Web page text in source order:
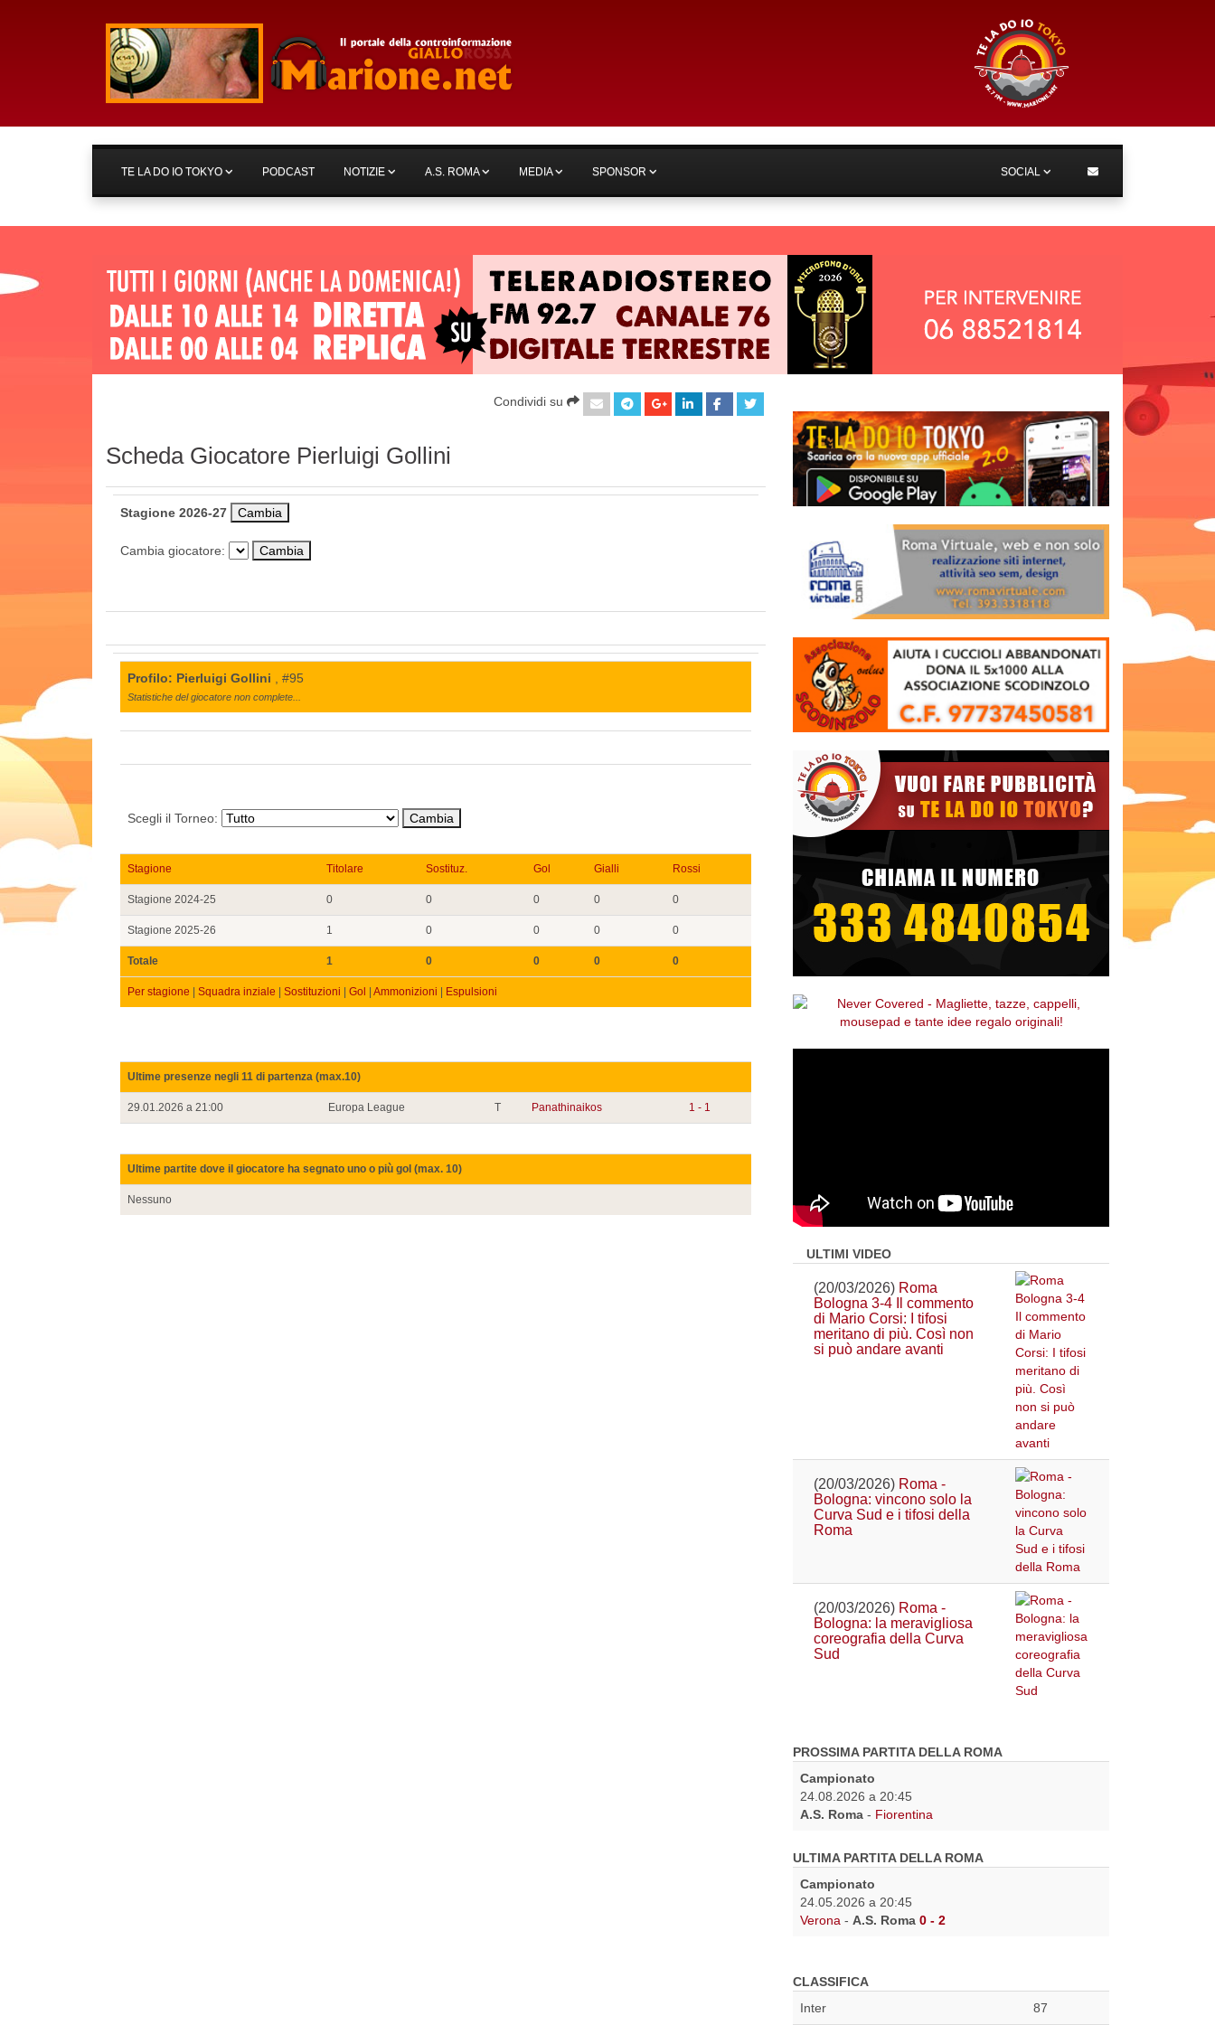
TE LA DO IO TOKYO PODCAST NOTIZIE A.S. ROMA MEDIA SPONSOR SOCIAL
Condividi su
Scheda Giocatore Pierluigi Gollini
Stagione 2026-27
Cambia giocatore:
Profilo: Pierluigi Gollini , #95
Statistiche del giocatore non complete...
Scegli il Torneo:
Stagione Titolare Sostituz. Gol Gialli Rossi
Stagione 2024-25 0 0 0 0 0
Stagione 2025-26 1 0 0 0 0
Totale 1 0 0 0 0
Per stagione | Squadra inziale | Sostituzioni | Gol | Ammonizioni | Espulsioni
Ultime presenze negli 11 di partenza (max.10)
29.01.2026 a 21:00 Europa League T Panathinaikos 1 - 1
Ultime partite dove il giocatore ha segnato uno o più gol (max. 10)
Nessuno
ULTIMI VIDEO
(20/03/2026) Roma
Bologna 3-4 Il commento
di Mario Corsi: I tifosi
meritano di più. Così non
si può andare avanti
(20/03/2026) Roma -
Bologna: vincono solo la
Curva Sud e i tifosi della
Roma
(20/03/2026) Roma -
Bologna: la meravigliosa
coreografia della Curva
Sud
PROSSIMA PARTITA DELLA ROMA
Campionato
24.08.2026 a 20:45
A.S. Roma - Fiorentina
ULTIMA PARTITA DELLA ROMA
Campionato
24.05.2026 a 20:45
Verona - A.S. Roma 0 - 2
CLASSIFICA
Inter
87